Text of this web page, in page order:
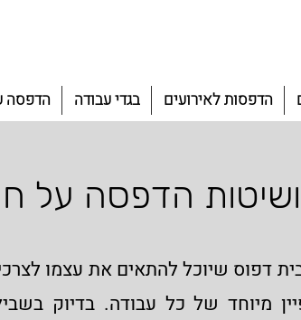
הדפסות לאירועים בגדי עבודה הדפסה
ושיטות הדפסה על
דפוס שיוכל להתאים את עצמו
מיוחד של כל עבודה. בדיוק